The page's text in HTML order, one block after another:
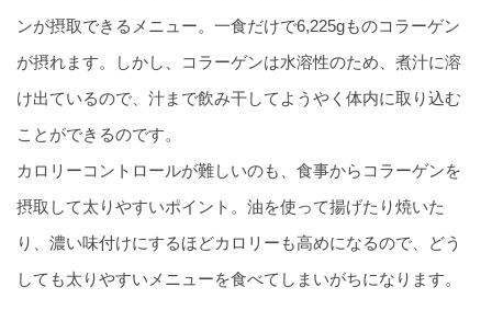
ンが摂取できるメニュー。一食だけで6,225gものコラーゲン
が摂れます。しかし、コラーゲンは水溶性のため、煮汁に溶
け出ているので、汁まで飲み干してようやく体内に取り込む
ことができるのです。
カロリーコントロールが難しいのも、食事からコラーゲンを
摂取して太りやすいポイント。油を使って揚げたり焼いた
り、濃い味付けにするほどカロリーも高めになるので、どう
しても太りやすいメニューを食べてしまいがちになります。